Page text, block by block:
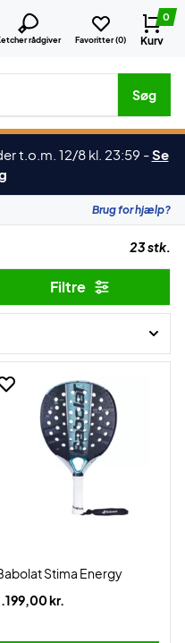
rådgiver Favoritter (0)
0
Kurv
etc.
Søg
t.o.m. 12/8 kl. 23:59 -Se
Brug for hjælp?
23 stk.
Filtre
Stima Energy
kr.